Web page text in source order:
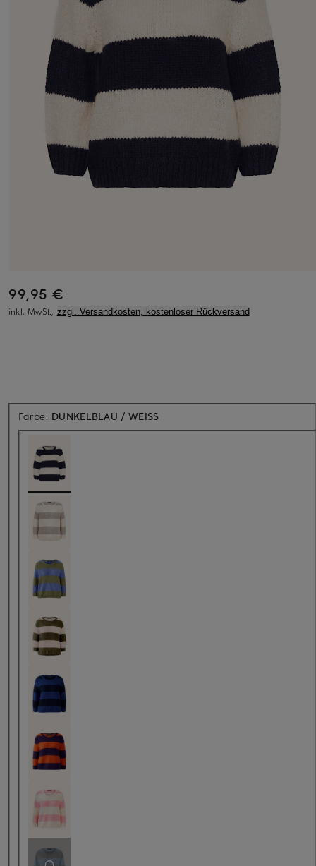
99,95 €
inkl. MwSt., zzgl. Versandkosten, kostenloser Rückversand
Farbe: DUNKELBLAU / WEISS